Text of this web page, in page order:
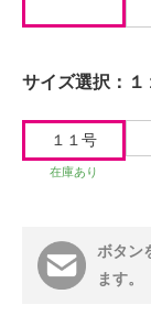
サイズ選択：
１１号
在庫あり
ボタン
ます。